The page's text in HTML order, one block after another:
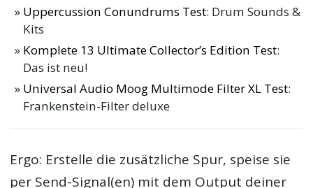
Uppercussion Conundrums Test: Drum Sounds &
Kits
Komplete 13 Ultimate Collector’s Edition Test:
Das ist neu!
Universal Audio Moog Multimode Filter XL Test:
Frankenstein-Filter deluxe
Ergo: Erstelle die zusätzliche Spur, speise sie
per Send-Signal(en) mit dem Output deiner